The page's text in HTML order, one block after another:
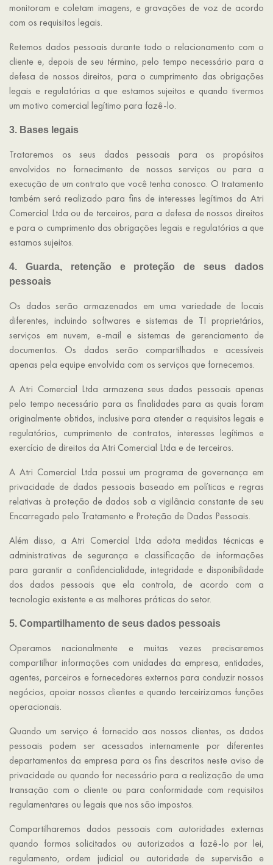
monitoram e coletam imagens, e gravações de voz de acordo
com os requisitos legais.
Retemos dados pessoais durante todo o relacionamento com o
cliente e, depois de seu término, pelo tempo necessário para a
defesa de nossos direitos, para o cumprimento das obrigações
legais e regulatórias a que estamos sujeitos e quando tivermos
um motivo comercial legítimo para fazê-lo.
3. Bases legais
Trataremos os seus dados pessoais para os propósitos
envolvidos no fornecimento de nossos serviços ou para a
execução de um contrato que você tenha conosco. O tratamento
também será realizado para fins de interesses legítimos da Atri
Comercial Ltda ou de terceiros, para a defesa de nossos direitos
e para o cumprimento das obrigações legais e regulatórias a que
estamos sujeitos.
4. Guarda, retenção e proteção de seus dados
pessoais
Os dados serão armazenados em uma variedade de locais
diferentes, incluindo softwares e sistemas de TI proprietários,
serviços em nuvem, e-mail e sistemas de gerenciamento de
documentos. Os dados serão compartilhados e acessíveis
apenas pela equipe envolvida com os serviços que fornecemos.
A Atri Comercial Ltda armazena seus dados pessoais apenas
pelo tempo necessário para as finalidades para as quais foram
originalmente obtidos, inclusive para atender a requisitos legais e
regulatórios, cumprimento de contratos, interesses legítimos e
exercício de direitos da Atri Comercial Ltda e de terceiros.
A Atri Comercial Ltda possui um programa de governança em
privacidade de dados pessoais baseado em políticas e regras
relativas à proteção de dados sob a vigilância constante de seu
Encarregado pelo Tratamento e Proteção de Dados Pessoais.
Além disso, a Atri Comercial Ltda adota medidas técnicas e
administrativas de segurança e classificação de informações
para garantir a confidencialidade, integridade e disponibilidade
dos dados pessoais que ela controla, de acordo com a
tecnologia existente e as melhores práticas do setor.
5. Compartilhamento de seus dados pessoais
Operamos nacionalmente e muitas vezes precisaremos
compartilhar informações com unidades da empresa, entidades,
agentes, parceiros e fornecedores externos para conduzir nossos
negócios, apoiar nossos clientes e quando terceirizamos funções
operacionais.
Quando um serviço é fornecido aos nossos clientes, os dados
pessoais podem ser acessados internamente por diferentes
departamentos da empresa para os fins descritos neste aviso de
privacidade ou quando for necessário para a realização de uma
transação com o cliente ou para conformidade com requisitos
regulamentares ou legais que nos são impostos.
Compartilharemos dados pessoais com autoridades externas
quando formos solicitados ou autorizados a fazê-lo por lei,
regulamento, ordem judicial ou autoridade de supervisão e